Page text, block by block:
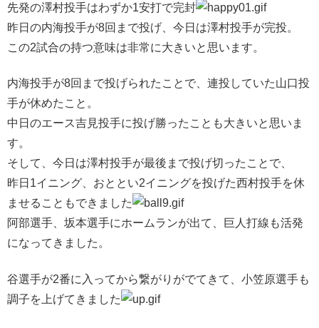
先発の澤村投手はわずか1安打で完封
昨日の内海投手が8回まで投げ、今日は澤村投手が完投。
この2試合の持つ意味は非常に大きいと思います。
内海投手が8回まで投げられたことで、連投していた山口投
手が休めたこと。
中日のエース吉見投手に投げ勝ったことも大きいと思いま
す。
そして、今日は澤村投手が最後まで投げ切ったことで、
昨日1イニング、おととい2イニングを投げた西村投手を休
ませることもできました
阿部選手、坂本選手にホームランが出て、巨人打線も活発
になってきました。
谷選手が2番に入ってから繋がりがでてきて、小笠原選手も
調子を上げてきました